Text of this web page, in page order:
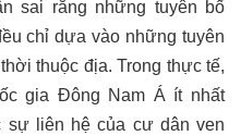
sai rằng những tuyên bố
chỉ dựa vào những tuyên
thuộc địa. Trong thực tế,
gia Đông Nam Á ít nhất
sự liên hệ của cư dân ven